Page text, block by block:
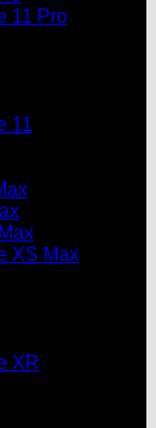
11 Pro
11
XS Max
XR